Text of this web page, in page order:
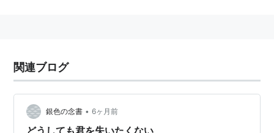
関連ブログ
銀色の念書 • 6ヶ月前
どうしても君を失いたくない